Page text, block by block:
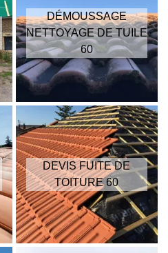
DÉMOUSSAGE
NETTOYAGE DE TUILE
60
DEVIS FUITE DE
TOITURE 60